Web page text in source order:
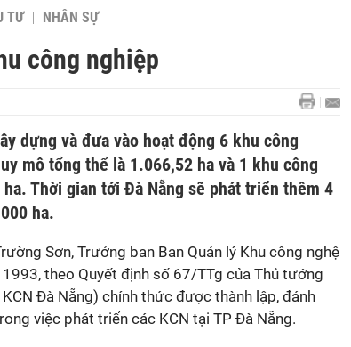
TƯ NHÂN SỰ
công nghiệp
dựng và đưa vào hoạt động 6 khu công
mô tổng thể là 1.066,52 ha và 1 khu công
Thời gian tới Đà Nẵng sẽ phát triển thêm 4
ha.
Sơn, Trưởng ban Ban Quản lý Khu công nghệ
theo Quyết định số 67/TTg của Thủ tướng
KCN Đà Nẵng) chính thức được thành lập, đánh
việc phát triển các KCN tại TP Đà Nẵng.